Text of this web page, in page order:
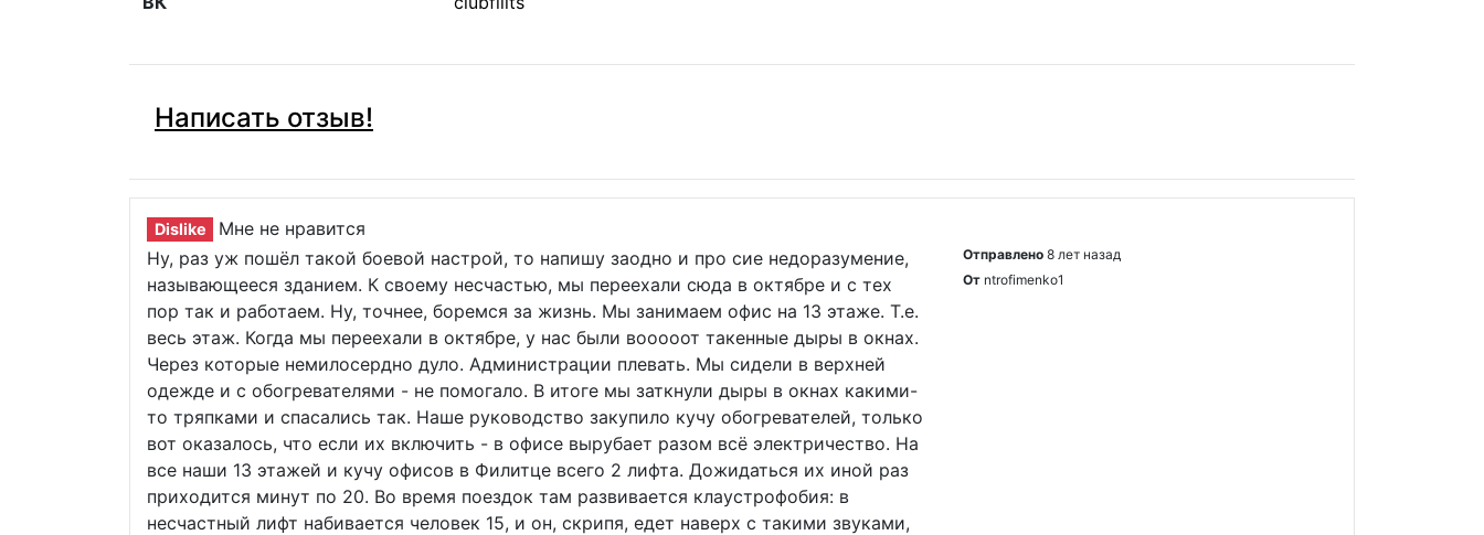
Написать отзыв!
Dislike
Мне не нравится
Ну, раз уж пошёл такой боевой настрой, то напишу заодно и про сие недоразумение,
называющееся зданием. К своему несчастью, мы переехали сюда в октябре и с тех
пор так и работаем. Ну, точнее, боремся за жизнь. Мы занимаем офис на 13 этаже. Т.е.
весь этаж. Когда мы переехали в октябре, у нас были вооооот такенные дыры в окнах.
Через которые немилосердно дуло. Администрации плевать. Мы сидели в верхней
одежде и с обогревателями - не помогало. В итоге мы заткнули дыры в окнах какими-
то тряпками и спасались так. Наше руководство закупило кучу обогревателей, только
вот оказалось, что если их включить - в офисе вырубает разом всё электричество. На
все наши 13 этажей и кучу офисов в Филитце всего 2 лифта. Дожидаться их иной раз
приходится минут по 20. Во время поездок там развивается клаустрофобия: в
несчастный лифт набивается человек 15, и он, скрипя, едет наверх с такими звуками,
Отправлено 8 лет назад
От ntrofimenko1